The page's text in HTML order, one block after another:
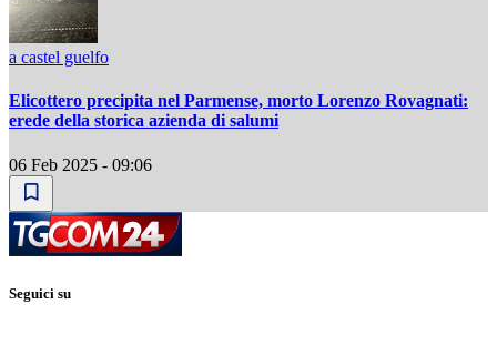
a castel guelfo
Elicottero precipita nel Parmense, morto Lorenzo Rovagnati:
erede della storica azienda di salumi
06 Feb 2025 - 09:06
Seguici su